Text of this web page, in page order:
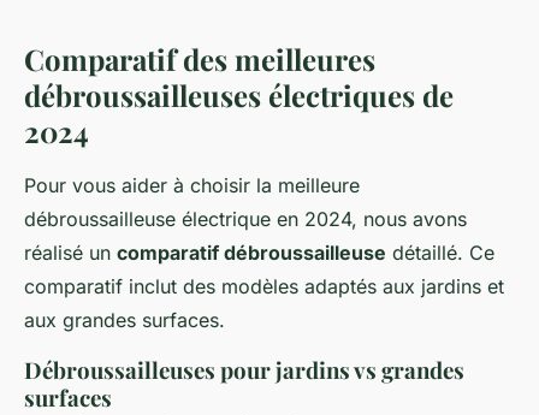
Comparatif des meilleures
débroussailleuses électriques de
2024
Pour vous aider à choisir la meilleure
débroussailleuse électrique en 2024, nous avons
réalisé un comparatif débroussailleuse détaillé. Ce
comparatif inclut des modèles adaptés aux jardins et
aux grandes surfaces.
Débroussailleuses pour jardins vs grandes
surfaces